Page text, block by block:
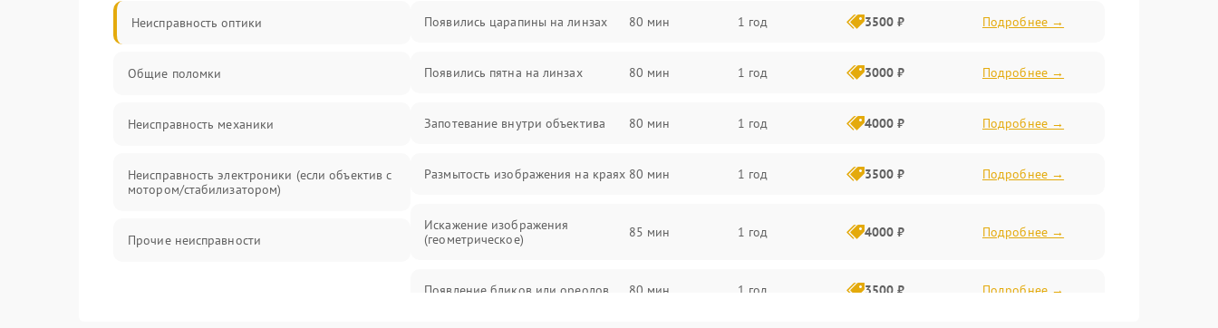
Неисправность оптики
Общие поломки
Неисправность механики
Неисправность электроники (если объектив с
мотором/стабилизатором)
Прочие неисправности
Появились царапины на линзах 80 мин 1 год 3500 ₽ Подробнее →
Появились пятна на линзах 80 мин 1 год 3000 ₽ Подробнее →
Запотевание внутри объектива 80 мин 1 год 4000 ₽ Подробнее →
Размытость изображения на краях 80 мин 1 год 3500 ₽ Подробнее →
Искажение изображения
(геометрическое)
85 мин 1 год 4000 ₽ Подробнее →
Появление бликов или ореолов 80 мин 1 год 3500 ₽ Подробнее →